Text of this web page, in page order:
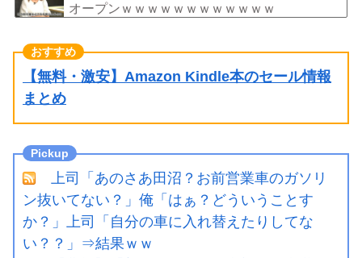
オープンｗｗｗｗｗｗｗｗｗｗｗｗ
【無料・激安】Amazon Kindle本のセール情報
まとめ
上司「あのさあ田沼？お前営業車のガソリ
ン抜いてない？」俺「はぁ？どういうことす
か？」上司「自分の車に入れ替えたりしてな
い？？」⇒結果ｗｗ